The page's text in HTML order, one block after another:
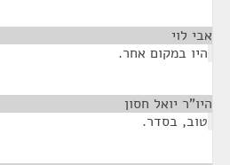
אבי לוי
היו במקום אחר.
היו"ר יואל חסון
טוב, בסדר.